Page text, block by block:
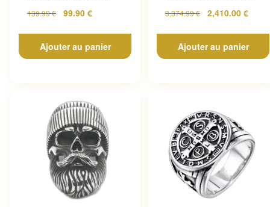
139.99€ 99.90 €
Ajouter au panier
Gothique...
3,374.99€ 2,410.00 €
Ajouter au panier